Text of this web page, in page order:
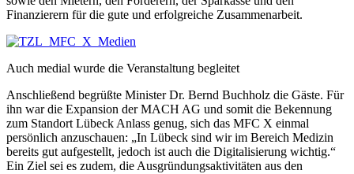
Finanzierern für die gute und erfolgreiche Zusammenarbeit.
Auch medial wurde die Veranstaltung begleitet
Anschließend begrüßte Minister Dr. Bernd Buchholz die Gäste. Für
ihn war die Expansion der MACH AG und somit die Bekennung
zum Standort Lübeck Anlass genug, sich das MFC X einmal
persönlich anzuschauen: „In Lübeck sind wir im Bereich Medizin
bereits gut aufgestellt, jedoch ist auch die Digitalisierung wichtig.“
Ein Ziel sei es zudem, die Ausgründungsaktivitäten aus den